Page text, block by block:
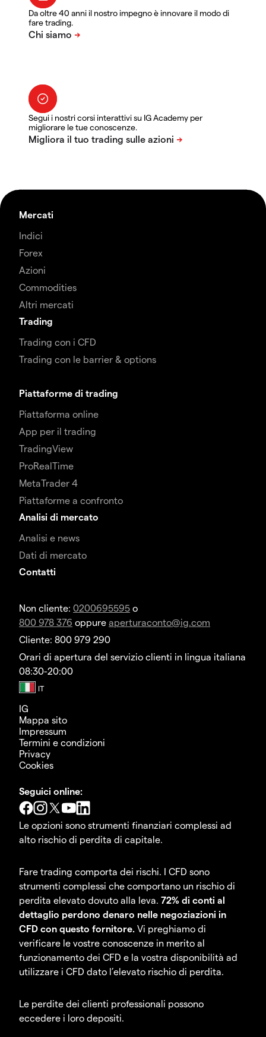
Da oltre 40 anni il nostro impegno è innovare il modo di
fare trading.
Segui i nostri corsi interattivi su IG Academy per
migliorare le tue conoscenze.
Mercati
Indici
Forex
Azioni
Commodities
Altri mercati
Trading
Trading con i CFD
Trading con le barrier & options
Piattaforme di trading
Piattaforma online
App per il trading
TradingView
ProRealTime
MetaTrader 4
Piattaforme a confronto
Analisi di mercato
Analisi e news
Dati di mercato
Contatti
Non cliente: 0200695595 o
800 978 376 oppure aperturaconto@ig.com
Cliente: 800 979 290
Orari di apertura del servizio clienti in lingua italiana
08:30-20:00
IG
Mappa sito
Impressum
Termini e condizioni
Privacy
Cookies
Seguici online:
Le opzioni sono strumenti finanziari complessi ad
alto rischio di perdita di capitale.
Fare trading comporta dei rischi. I CFD sono
strumenti complessi che comportano un rischio di
perdita elevato dovuto alla leva. 72% di conti al
dettaglio perdono denaro nelle negoziazioni in
CFD con questo fornitore. Vi preghiamo di
verificare le vostre conoscenze in merito al
funzionamento dei CFD e la vostra disponibilità ad
utilizzare i CFD dato l’elevato rischio di perdita.
Le perdite dei clienti professionali possono
eccedere i loro depositi.